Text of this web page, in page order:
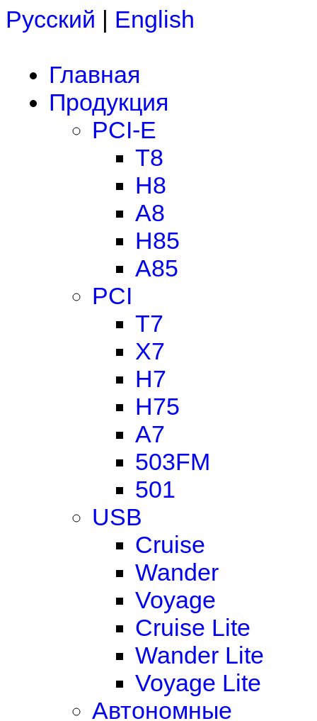
Русский | English
Главная
Продукция
PCI-E
T8
H8
A8
H85
A85
PCI
T7
X7
H7
H75
A7
503FM
501
USB
Cruise
Wander
Voyage
Cruise Lite
Wander Lite
Voyage Lite
Автономные